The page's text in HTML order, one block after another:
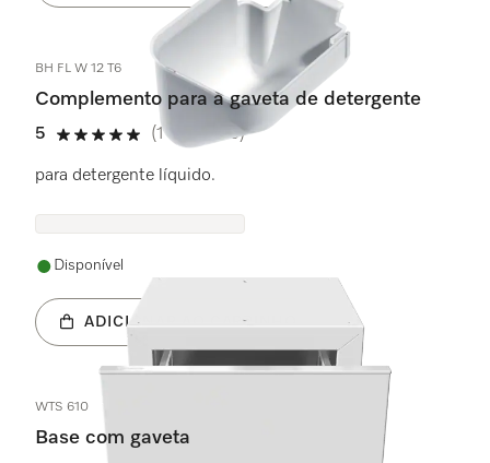
BH FL W 12 T6
Complemento para a gaveta de detergente
5
5 estrela(s) de 5
(1 avaliação)
para detergente líquido.
Disponível
ADICIONAR AO CARRINHO
WTS 610
Base com gaveta